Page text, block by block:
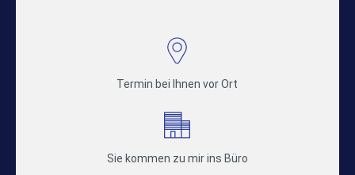
Termin bei Ihnen vor Ort
Sie kommen zu mir ins Büro